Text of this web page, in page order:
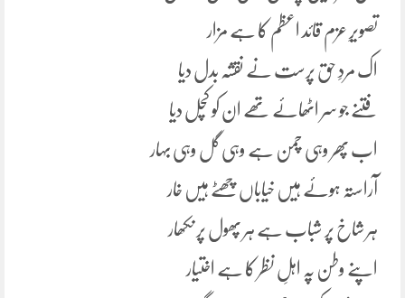
تصویرِ عزم قائد اعظم کا ہے مزار
اک مردِ حق پرست نے نقشہ بدل دیا
فتنے جو سر اٹھائے تھے ان کو کچل دیا
اب پھر وہی چمن ہے وہی گل وہی بہار
آراستہ ہوئے ہیں خیاباں چھٹے ہیں خار
ہر شاخ پر شباب ہے ہر پھول پر نکھار
اپنے وطن پہ اہلِ نظر کا ہے اختیار